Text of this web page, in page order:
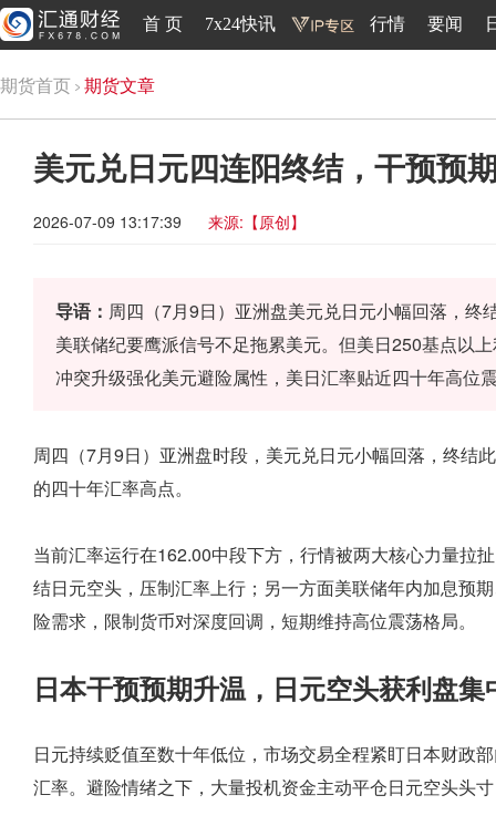
首 页 7x24快讯 行情 要闻
期货首页 期货文章
美元兑日元四连阳终结，干预预
2026-07-09 13:17:39 来源:【原创】
导语： 周四（7月9日）亚洲盘美元兑日元小幅回落，
美联储纪要鹰派信号不足拖累美元。但美日250基点以
冲突升级强化美元避险属性，美日汇率贴近四十年高位
周四（7月9日）亚洲盘时段，美元兑日元小幅回落，终结
的四十年汇率高点。
当前汇率运行在162.00中段下方，行情被两大核心力量拉
结日元空头，压制汇率上行；另一方面美联储年内加息预
险需求，限制货币对深度回调，短期维持高位震荡格局。
日本干预预期升温，日元空头获利盘集
日元持续贬值至数十年低位，市场交易全程紧盯日本财政
汇率。避险情绪之下，大量投机资金主动平仓日元空头头